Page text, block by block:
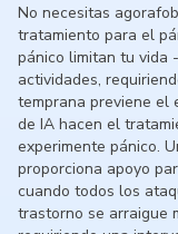
No necesitas
tratamiento para el
pánico limitan tu vida
actividades,
temprana previene el
de IA hacen el
experimente pánico.
proporciona apoyo
cuando todos los
trastorno se arraigue